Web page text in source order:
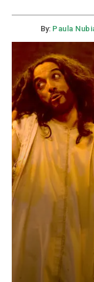
By: Paula